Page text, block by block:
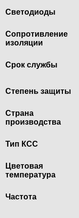
Светодиоды
Сопротивление
изоляции
Срок службы
Степень защиты
Страна
производства
Тип КСС
Цветовая
температура
Частота